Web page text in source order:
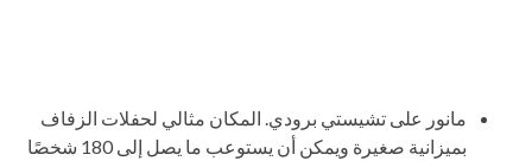
مانور على تشيستي برودي. المكان مثالي لحفلات الزفاف
بميزانية صغيرة ويمكن أن يستوعب ما يصل إلى 180 شخصًا